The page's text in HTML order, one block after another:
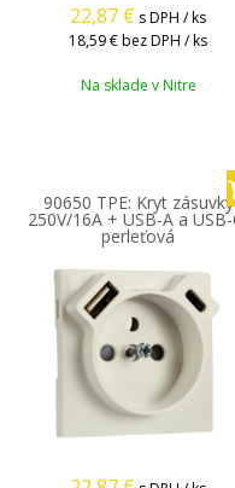
22,87 € s DPH / ks
18,59 €bez DPH / ks
Na sklade v Nitre
90650 TPE: Kryt zásuvky
250V/16A + USB-A a USB-C,
perleťová